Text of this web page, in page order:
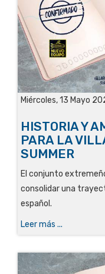
Miércoles, 13 Mayo
HISTORIA Y
PARA LA
SUMMER
El conjunto
consolidar una
español.
Leer más ...